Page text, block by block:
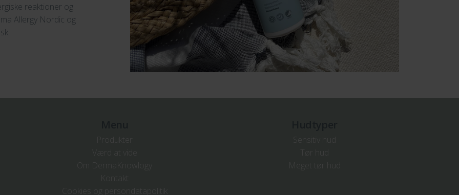
reaktioner og
Allergy Nordic og
Om DermaKnowlogy
Cookies og persondatapolitik
Tør hud
Meget tør hud